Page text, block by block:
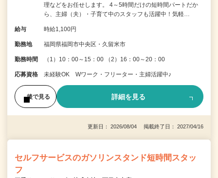
理などをお任せします。 4～5時間だけの短時間パートだか
ら、主婦（夫）・子育て中のスタッフも活躍中！気軽…
給与 時給1,100円
勤務地 福岡県福岡市中央区・久留米市
勤務時間 （1）10：00～15：00 （2）16：00～20：00
応募資格 未経験OK Wワーク・フリーター・主婦活躍中♪
後で見る 詳細を見る
更新日： 2026/08/04 掲載終了日： 2027/04/16
セルフサービスのガソリンスタンド短時間スタッ
フ